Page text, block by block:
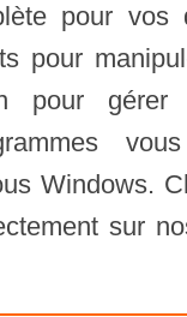
pour vos
pour
pour gérer
Windows.
sur